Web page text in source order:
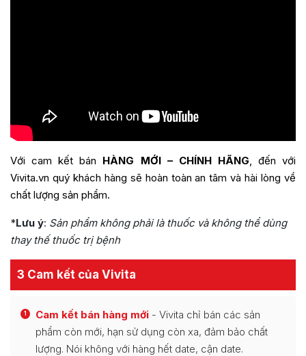
Với cam kết bán HÀNG MỚI – CHÍNH HÃNG, đến với
Vivita.vn quý khách hàng sẽ hoàn toàn an tâm và hài lòng về
chất lượng sản phẩm.
*Lưu ý: Sản phẩm không phải là thuốc và không thể dùng
thay thế thuốc trị bệnh
3 Cam kết của Vivita
1 Cam kết bán hàng mới - Vivita chỉ bán các sản
phẩm còn mới, hạn sử dụng còn xa, đảm bảo chất
lượng. Nói không với hàng hết date, cận date.